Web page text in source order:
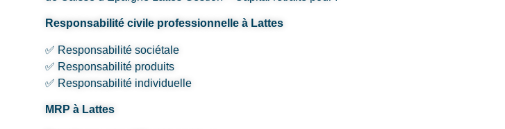
Responsabilité civile professionnelle à Lattes
✅ Responsabilité sociétale
✅ Responsabilité produits
✅ Responsabilité individuelle
MRP à Lattes